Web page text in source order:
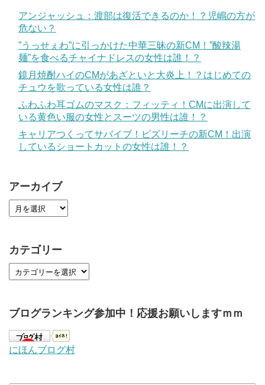
アンジャッシュ：渡部は復活できるのか！？児嶋の方が
危ない？
”うっせぇわ”に引っかけた中華三昧の新CM！”酸辣湯
麺”を食べるチャイナドレスの女性は誰！？
鏡月焼酎ハイのCMがあざといと大炎上！？はじめての
チュウを歌っている女性は誰？
ふわふわ耳ゴムのマスク：フィッティ！CMに出演して
いる黄色い服の女性とスーツの男性は誰！？
キャリアつくってサバイブ！ビズリーチの新CM！出演
しているショートカットの女性は誰！？
アーカイブ
カテゴリー
ブログランキング参加中！応援お願いしますｍｍ
にほんブログ村